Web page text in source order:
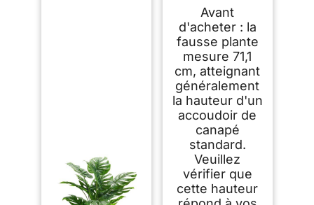
Fausse Plante Idéal
pour la Décoration
de Salon, Chambre,
Bureau et Jardin（1
Pot）
Avant
d'acheter : la
fausse plante
mesure 71,1
cm, atteignant
généralement
la hauteur d'un
accoudoir de
canapé
standard.
Veuillez
vérifier que
cette hauteur